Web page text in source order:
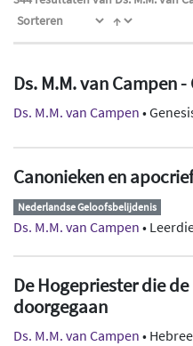
Ds. M.M. van Campen -
Ds. M.M. van Campen •
Canonieken en
Nederlandse Geloofsbelijdenis
Ds. M.M. van Campen •
De Hogepriester die
doorgegaan
Ds. M.M. van Campen •